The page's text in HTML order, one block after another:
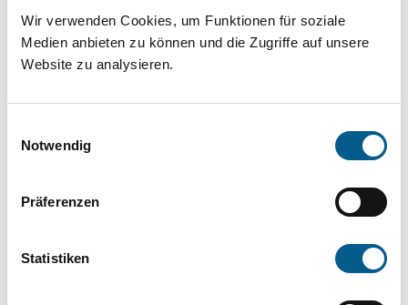
Wir verwenden Cookies, um Funktionen für soziale
Medien anbieten zu können und die Zugriffe auf unsere
Website zu analysieren.
Notwendig
Präferenzen
Statistiken
Stiftungsdatenbank recherchieren. Bei der
Suche bitte die Groß- und Kleinschreibung
beachten.
können durch die Wahl von Bereichen oder